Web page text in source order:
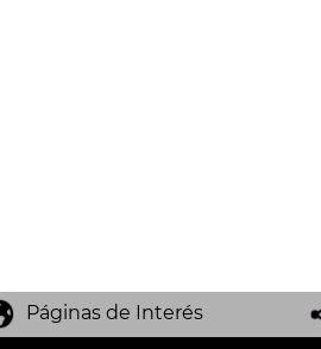
Páginas de Interés